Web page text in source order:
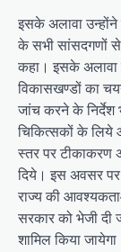
इसके अलावा
के सभी सांसदगणों
कहा। इसके
विकासखण्डों का
जांच करने के निर्देश
चिकित्सकों के लिये
स्तर पर टीकाकरण
दिये। इस अवसर
राज्य की
सरकार को भेजी
शामिल किया